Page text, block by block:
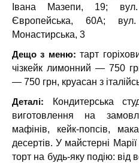
Івана Мазепи, 19;
Європейська, 60А;
Монастирська, 3
Дещо з меню: тарт
чізкейк лимонний — 750
— 750 грн, круасан з
Деталі: Кондитерська
виготовлення на
мафінів, кейк-попсів,
десертів. У майстерні
торт на будь-яку подію: від